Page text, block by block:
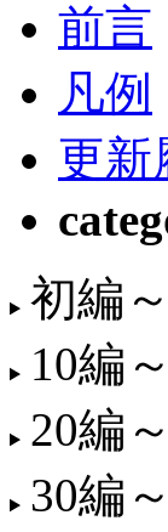
前言
凡例
更新
初編
10編
20編
30編